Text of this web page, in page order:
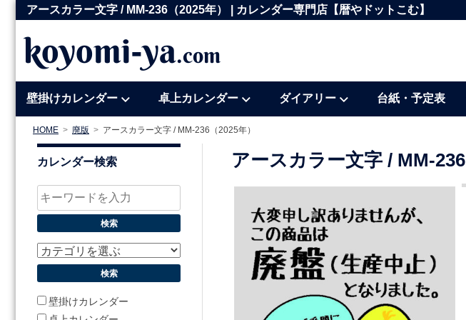
アースカラー文字 / MM-236（2025年） | カレンダー専門店【暦やドットこむ】
koyomi-ya.com
壁掛けカレンダー 卓上カレンダー ダイアリー 台紙・予定表
HOME 廃版 アースカラー文字 / MM-236（2025年）
アースカラー文字 / MM-236
カレンダー検索
壁掛けカレンダー